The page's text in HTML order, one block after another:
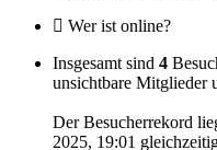
Wer ist online?
Insgesamt sind 4
unsichtbare Mitglieder
Der Besucherrekord
2025, 19:01